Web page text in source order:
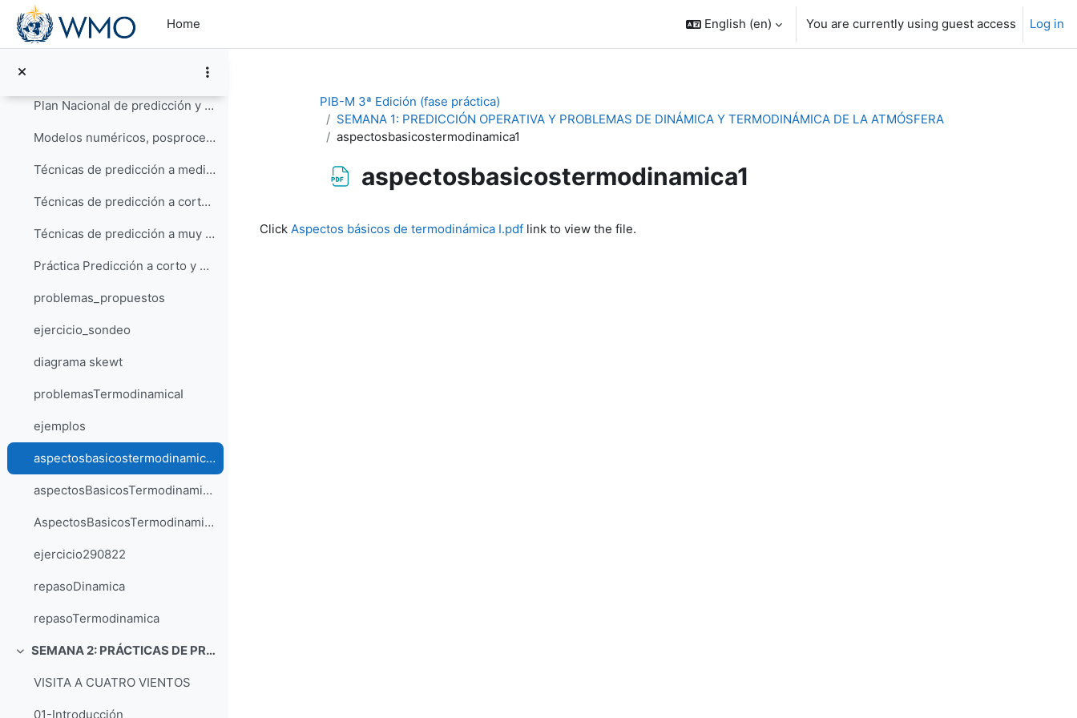
Skip to main content
Home
English ‎(en)‎ You are currently using guest access Log in
Collapse
Productos de predicción en AEMET
Plan Nacional de predicción y vigilancia de FMA (Meteoalerta)
Modelos numéricos, posprocesos y herramientas operativas usadas en AEMET
Técnicas de predicción a medio: ensembles y evaluación de la incertidumbre
Técnicas de predicción a corto plazo
Técnicas de predicción a muy corto plazo y vigilancia
Práctica Predicción a corto y medio plazo
problemas_propuestos
ejercicio_sondeo
diagrama skewt
problemasTermodinamicaI
ejemplos
aspectosbasicostermodinamica1
aspectosBasicosTermodinamicaII
AspectosBasicosTermodinamicaIII
ejercicio290822
repasoDinamica
repasoTermodinamica
Collapse SEMANA 2: PRÁCTICAS DE PREDICCION METEOROLÓGICA AERONAUTICA
VISITA A CUATRO VIENTOS
01-Introducción
PIB-M 3ª Edición (fase práctica)
SEMANA 1: PREDICCIÓN OPERATIVA Y PROBLEMAS DE DINÁMICA Y TERMODINÁMICA DE LA ATMÓSFERA
aspectosbasicostermodinamica1
aspectosbasicostermodinamica1
Click Aspectos básicos de termodinámica I.pdf link to view the file.